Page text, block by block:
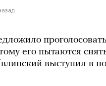
проголосовать
его пытаются
выступил в